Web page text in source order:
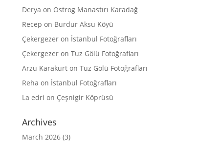
Derya on Ostrog Manastırı Karadağ
Recep on Burdur Aksu Köyü
Çekergezeron İstanbul Fotoğrafları
Çekergezeron Tuz Gölü Fotoğrafları
Arzu Karakurton Tuz Gölü Fotoğrafları
Reha on İstanbul Fotoğrafları
La edri on Çeşnigir Köprüsü
Archives
March 2026(3)